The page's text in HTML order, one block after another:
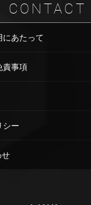
CONTACT
にあたって
責事項
シー
せ